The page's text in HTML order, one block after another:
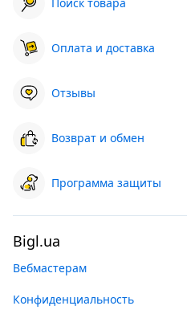
Оплата и доставка
Отзывы
Возврат и обмен
Программа защиты
Bigl.ua
Вебмастерам
Конфиденциальность